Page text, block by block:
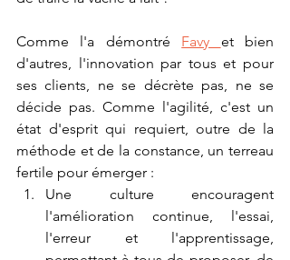
Comme l'a démontré Favy et bien
d'autres, l'innovation par tous et pour
ses clients, ne se décrète pas, ne se
décide pas. Comme l'agilité, c'est un
état d'esprit qui requiert, outre de la
méthode et de la constance, un terreau
fertile pour émerger :
Une culture encouragent
l'amélioration continue, l'essai,
l'erreur et l'apprentissage,